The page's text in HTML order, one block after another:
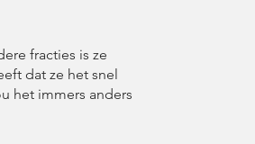
fracties is ze
dat ze het snel
het immers anders